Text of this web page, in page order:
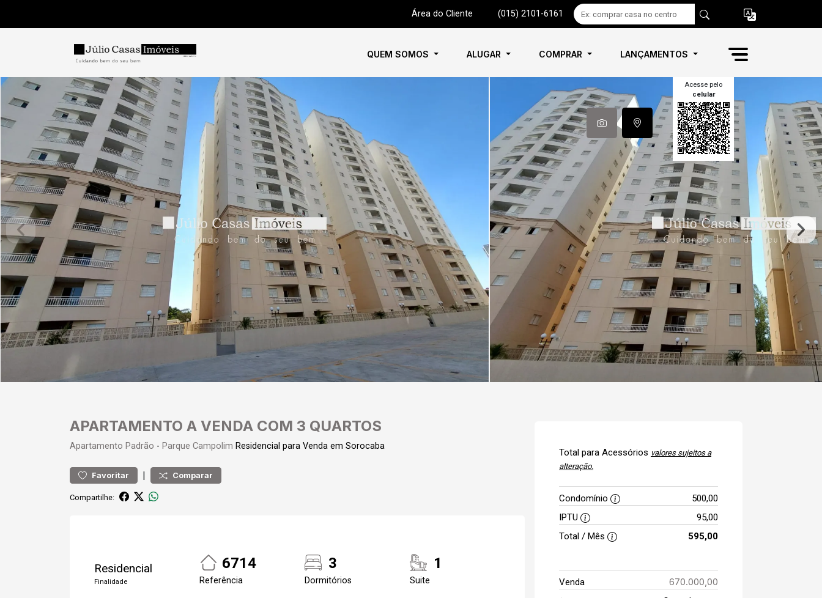
Área do Cliente (015) 2101-6161
QUEM SOMOS ALUGAR COMPRAR LANÇAMENTOS
Acesse pelo
celular
APARTAMENTO A VENDA COM 3 QUARTOS
Apartamento Padrão - Parque Campolim Residencial para Venda em Sorocaba
Favoritar | Comparar
Compartilhe:
Residencial
Finalidade
6714
Referência
3
Dormitórios
1
Suite
Total para Acessórios valores sujeitos a
alteração.
Condomínio
500,00
IPTU
95,00
Total / Mês
595,00
Venda 670.000,00